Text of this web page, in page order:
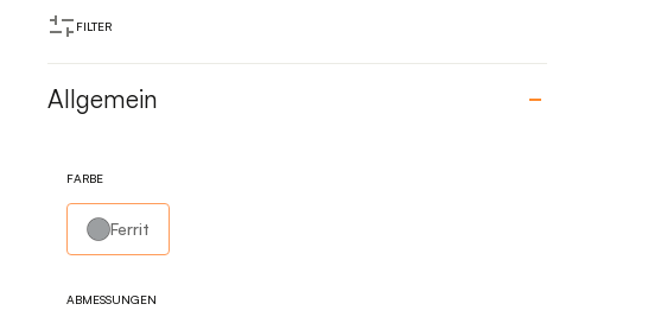
FILTER
Allgemein
FARBE
Ferrit
ABMESSUNGEN